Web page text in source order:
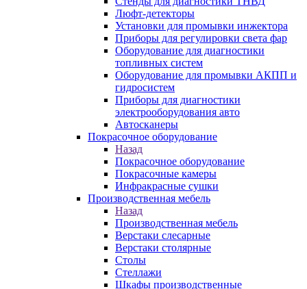
Люфт-детекторы
Установки для промывки инжектора
Приборы для регулировки света фар
Оборудование для диагностики
топливных систем
Оборудование для промывки АКПП и
гидросистем
Приборы для диагностики
электрооборудования авто
Автосканеры
Покрасочное оборудование
Назад
Покрасочное оборудование
Покрасочные камеры
Инфракрасные сушки
Производственная мебель
Назад
Производственная мебель
Верстаки слесарные
Верстаки столярные
Столы
Стеллажи
Шкафы производственные